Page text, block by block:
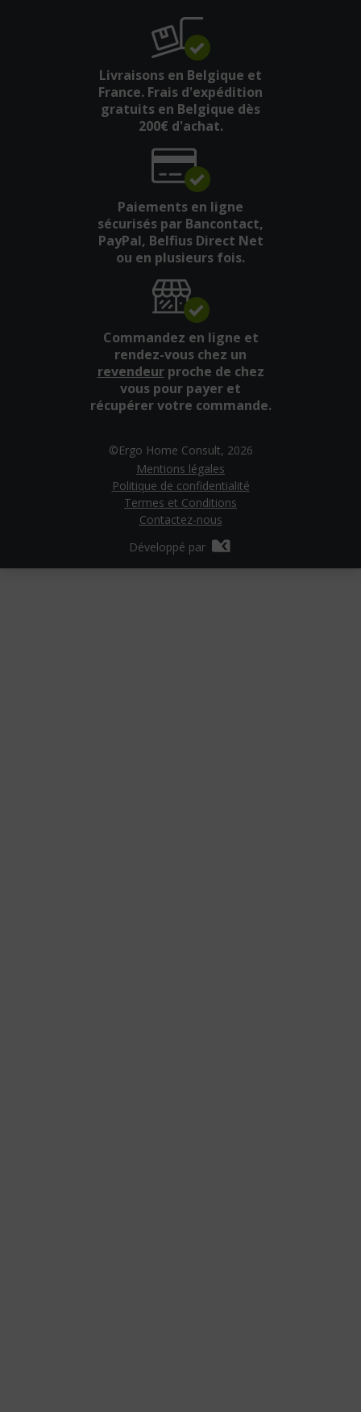
Livraisons en Belgique et
France. Frais d'expédition
gratuits en Belgique dès
200€ d'achat.
Paiements en ligne
sécurisés par Bancontact,
PayPal, Belfius Direct Net
ou en plusieurs fois.
Commandez en ligne et
rendez-vous chez un
revendeurproche de chez
vous pour payer et
récupérer votre commande.
©Ergo Home Consult, 2026
Mentions légales
Politique de confidentialité
Termes et Conditions
Contactez-nous
Développé par